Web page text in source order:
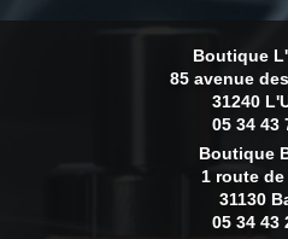
Boutique
85 avenue
31240
05 34 43
Boutique
1 route de
31130
05 34 43